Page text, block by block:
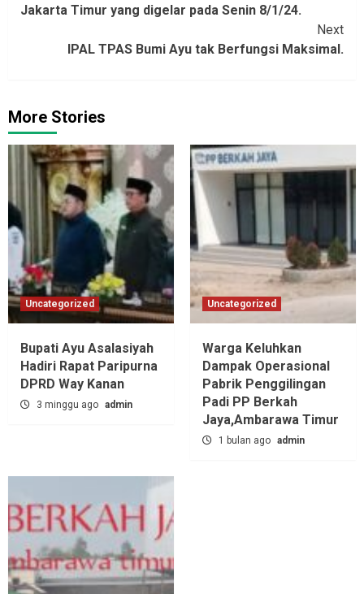
Jakarta Timur yang digelar pada Senin 8/1/24.
Next
IPAL TPAS Bumi Ayu tak Berfungsi Maksimal.
More Stories
Uncategorized
Bupati Ayu Asalasiyah
Hadiri Rapat Paripurna
DPRD Way Kanan
3 minggu ago admin
Uncategorized
Warga Keluhkan
Dampak Operasional
Pabrik Penggilingan
Padi PP Berkah
Jaya,‎Ambarawa Timur
1 bulan ago admin